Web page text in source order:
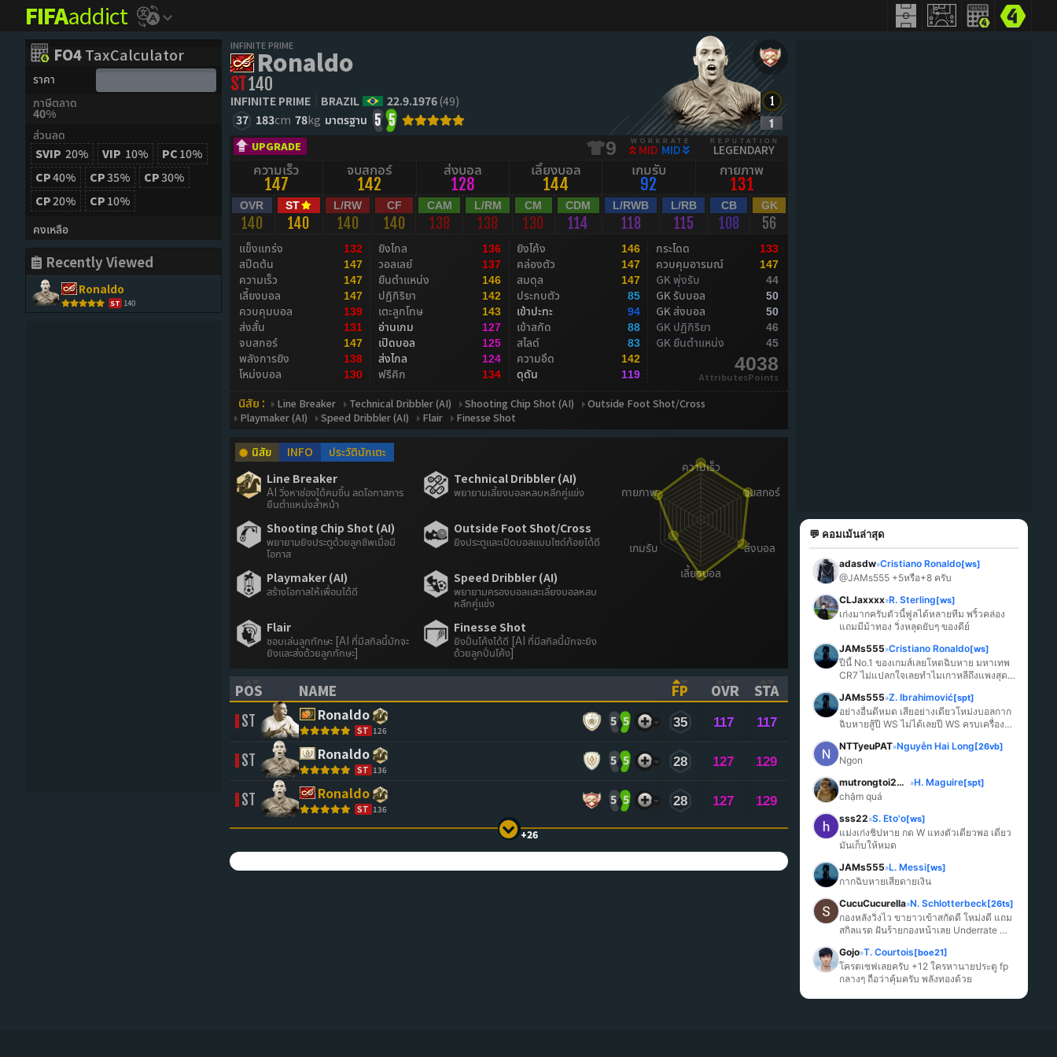
FIFAaddict
FO4TaxCalculator
ราคา
ภาษีตลาด
40%
ส่วนลด
SVIP 20% VIP 10% PC 10%
CP40% CP35% CP30%
CP20% CP 10%
คงเหลือ
Recently Viewed
Ronaldo
ST 140
INFINITE PRIME
Ronaldo
ST140
INFINITE PRIME BRAZIL 22.9.1976(49)
37 183cm 78kg มาตรฐาน 5 5
UPGRADE 9 WORKRATE
MID MID
REPUTATION
LEGENDARY
ความเร็ว
147
จบสกอร์
142
ส่งบอล
128
เลี้ยงบอล
144
เกมรับ
92
กายภาพ
131
OVR
140
ST
140
L/RW
140
CF
140
CAM
138
L/RM
138
CM
130
CDM
114
L/RWB
118
L/RB
115
CB
108
GK
56
แข็งแกร่ง 132
สปีดต้น 147
ความเร็ว 147
เลี้ยงบอล 147
ควบคุมบอล 139
ส่งสั้น 131
จบสกอร์ 147
พลังการยิง 138
โหม่งบอล 130
ยิงไกล 136
วอลเลย์ 137
ยืนตำแหน่ง 146
ปฏิกิริยา 142
เตะลูกโทษ 143
อ่านเกม 127
เปิดบอล 125
ส่งไกล 124
ฟรีคิก 134
ยิงโค้ง 146
คล่องตัว 147
สมดุล 147
ประกบตัว 85
เข้าปะทะ 94
เข้าสกัด 88
สไลด์ 83
ความอึด 142
ดุดัน 119
กระโดด 133
ควบคุมอารมณ์ 147
GK พุ่งรับ 44
GK รับบอล 50
GK ส่งบอล 50
GK ปฏิกิริยา 46
GK ยืนตำแหน่ง 45
4038
AttributesPoints
นิสัย : Line Breaker Technical Dribbler (AI) Shooting Chip Shot (AI)
Outside Foot Shot/Cross
Playmaker (AI)
Speed Dribbler (AI) Flair Finesse Shot
นิสัย INFO
ประวัตินักเตะ
Line Breaker
AI วิ่งหาช่องได้คมขึ้น ลดโอกาสการ
ยืนตำแหน่งล้ำหน้า
Technical Dribbler (AI)
พยายามเลี้ยงบอลหลบหลีกคู่แข่ง
Shooting Chip Shot (AI)
พยายามยิงประตูด้วยลูกชิพเมื่อมี
โอกาส
Outside Foot Shot/Cross
ยิงประตูและเปิดบอลแบบไซด์ก้อยได้ดี
Playmaker (AI)
สร้างโอกาสให้เพื่อนได้ดี
Speed Dribbler (AI)
พยายามครองบอลและเลี้ยงบอลหลบ
หลีกคู่แข่ง
Flair
ชอบเล่นลูกทักษะ [AI ที่มีสกิลนี้มักจะ
ยิงและส่งด้วยลูกทักษะ]
Finesse Shot
ยิงปั่นโค้งได้ดี [AI ที่มีสกิลนี้มักจะยิง
ด้วยลูกปั่นโค้ง]
POS
(CLICK TO SORT ASCENDING)
NAME
(CLICK TO SORT ASCENDING)
FP
(CLICK TO SORT ASCENDING)
OVR
(CLICK TO SORT ASCENDING)
STA
(CLICK TO SORT ASCENDING)
ST Ronaldo
ST 126
5 5 35 117 117
ST Ronaldo
ST 136
5 5 28 127 129
ST Ronaldo
ST 136
5 5 28 127 129
+26
💬 คอมเม้นล่าสุด
adasdw»Cristiano Ronaldo[ws]
@JAMs555 +5หรือ+8 ครับ
CLJaxxxx»R. Sterling[ws]
เก่งมากครับตัวนี้ฟูลได้หลายทีม พริ้วคล่อง
แถมมีม้าทอง วิ่งหลุดยับๆ ของดีย์
JAMs555»Cristiano Ronaldo[ws]
ปีนี้ No.1 ของเกมส์เลยโหดฉิบหาย มหาเทพ
CR7 ไม่แปลกใจเลยทำไมเกาหลีถึงแพงสุด
JAMs555»Z. Ibrahimović[spt]
อย่างอื่นดีหมด เสียอย่างเดียวโหม่งบอลกาก
ฉิบหายสู้ปี WS ไม่ได้เลยปี WS ครบเครื่อง
NTTyeuPAT»Nguyễn Hai Long[26vb]
Ngon
mutrongtoi2027
»H. Maguire[spt]
chậm quá
sss22»S. Eto'o[ws]
แม่งเก่งชิปหาย กด W แทงตัวเดียวพอ เดี๋ยว
มันเก็บให้หมด
JAMs555»L. Messi[ws]
กากฉิบหายเสียดายเงิน
CucuCucurella»N. Schlotterbeck[26ts]
กองหลังวิ่งไว ขายาวเข้าสกัดดี โหม่งดี แถม
สกิลแรด ฝันร้ายกองหน้าเลย Underrate
Gojo»T. Courtois[boe21]
โครตเซฟเลยครับ +12 ใครหานายประตู fp
กลางๆ ถือว่าคุ้มครับ พลังทองด้วย